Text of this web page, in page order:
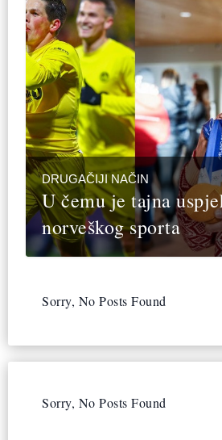
DRUGAČIJI NAČIN
U čemu je tajna
norveškog sporta
Sorry, No Posts Found
Sorry, No Posts Found